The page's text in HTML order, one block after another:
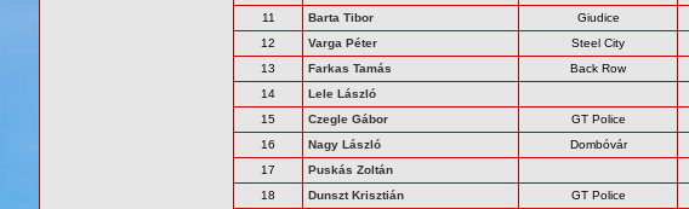
11
Barta Tibor Giudice
12
Varga Péter Steel City
13
Farkas Tamás Back Row
14
Lele László
15
Czegle Gábor GT Police
16
Nagy László Dombóvár
17
Puskás Zoltán
18
Dunszt Krisztián GT Police